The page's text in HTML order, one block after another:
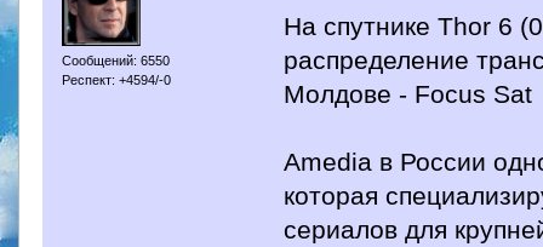
Сообщений: 6550
Респект: +4594/-0
На спутнике Thor 6
распределение
Молдове - Focus Sat
Amedia в России
которая
сериалов для